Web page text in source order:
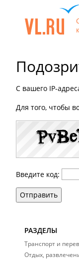
С вашего IP-
Для того, чтобы
Введите код:
Отправить
РАЗДЕЛЫ
Транспорт и
Отдых,